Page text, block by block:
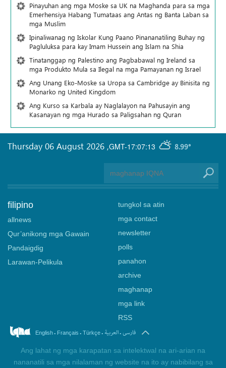
Pinayuhan ang mga Moske sa UK na Maghanda para sa mga
Emerhensiya Habang Tumataas ang Antas ng Banta Laban sa
mga Muslim
Ipinaliwanag ng Iskolar Kung Paano Pinananatiling Buhay ng
Pagluluksa para kay Imam Hussein ang Islam na Shia
Tinatanggap ng Palestino ang Pagbabawal ng Ireland sa
mga Produkto Mula sa Ilegal na mga Pamayanan ng Israel
Ang Unang Eko-Moske sa Uropa sa Cambridge ay Binisita ng
Monarko ng United Kingdom
Ang Kurso sa Karbala ay Naglalayon na Pahusayin ang
Kasanayan ng mga Hurado sa Paligsahan ng Quran
GMT-17:07:13 8.99°
Thursday 06 August 2026 ,
filipino
allnews
Qur’anikong mga Gawain
Pandaigdig
Larawan-Pelikula
tungkol sa atin
mga contact
newsletter
polls
panahon
archive
maghanap
mga link
RSS
English. Français . Türkçe. العربیة.فارسی
Ang lahat ng mga karapatan sa intelektwal na ari-arian na
nananatili sa mga nilalaman ng website na ito ay nabibilang sa